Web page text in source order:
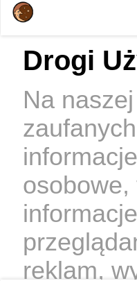
Drogi
Na
osobowe,
reklam,